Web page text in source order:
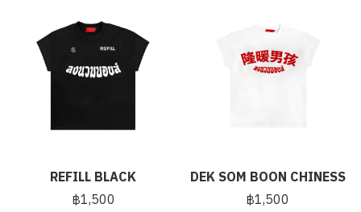
REFILL BLACK
฿1,500
DEK SOM BOON CHINESS
฿1,500